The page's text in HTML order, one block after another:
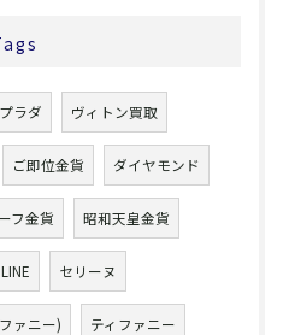
プラダ ヴィトン買取
ご即位金貨 ダイヤモンド
フ金貨 昭和天皇金貨
セリーヌ
ァニー) ティファニー